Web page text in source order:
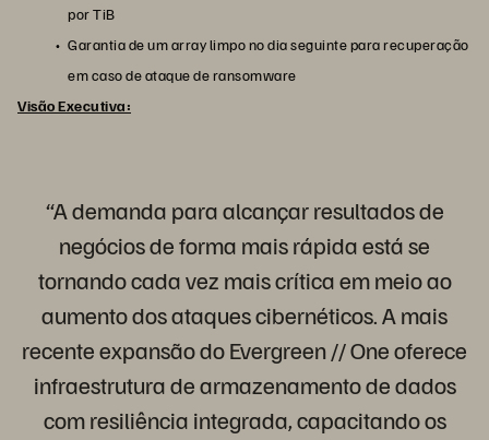
por TiB
Garantia de um array limpo no dia seguinte para recuperação
em caso de ataque de ransomware
Visão Executiva:
“A demanda para alcançar resultados de
negócios de forma mais rápida está se
tornando cada vez mais crítica em meio ao
aumento dos ataques cibernéticos. A mais
recente expansão do Evergreen // One oferece
infraestrutura de armazenamento de dados
com resiliência integrada, capacitando os